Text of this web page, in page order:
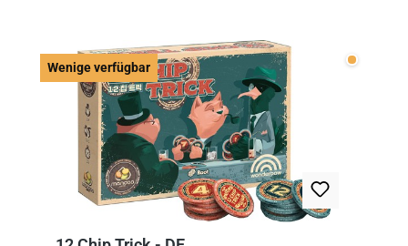
Wenige verfügbar Wenige